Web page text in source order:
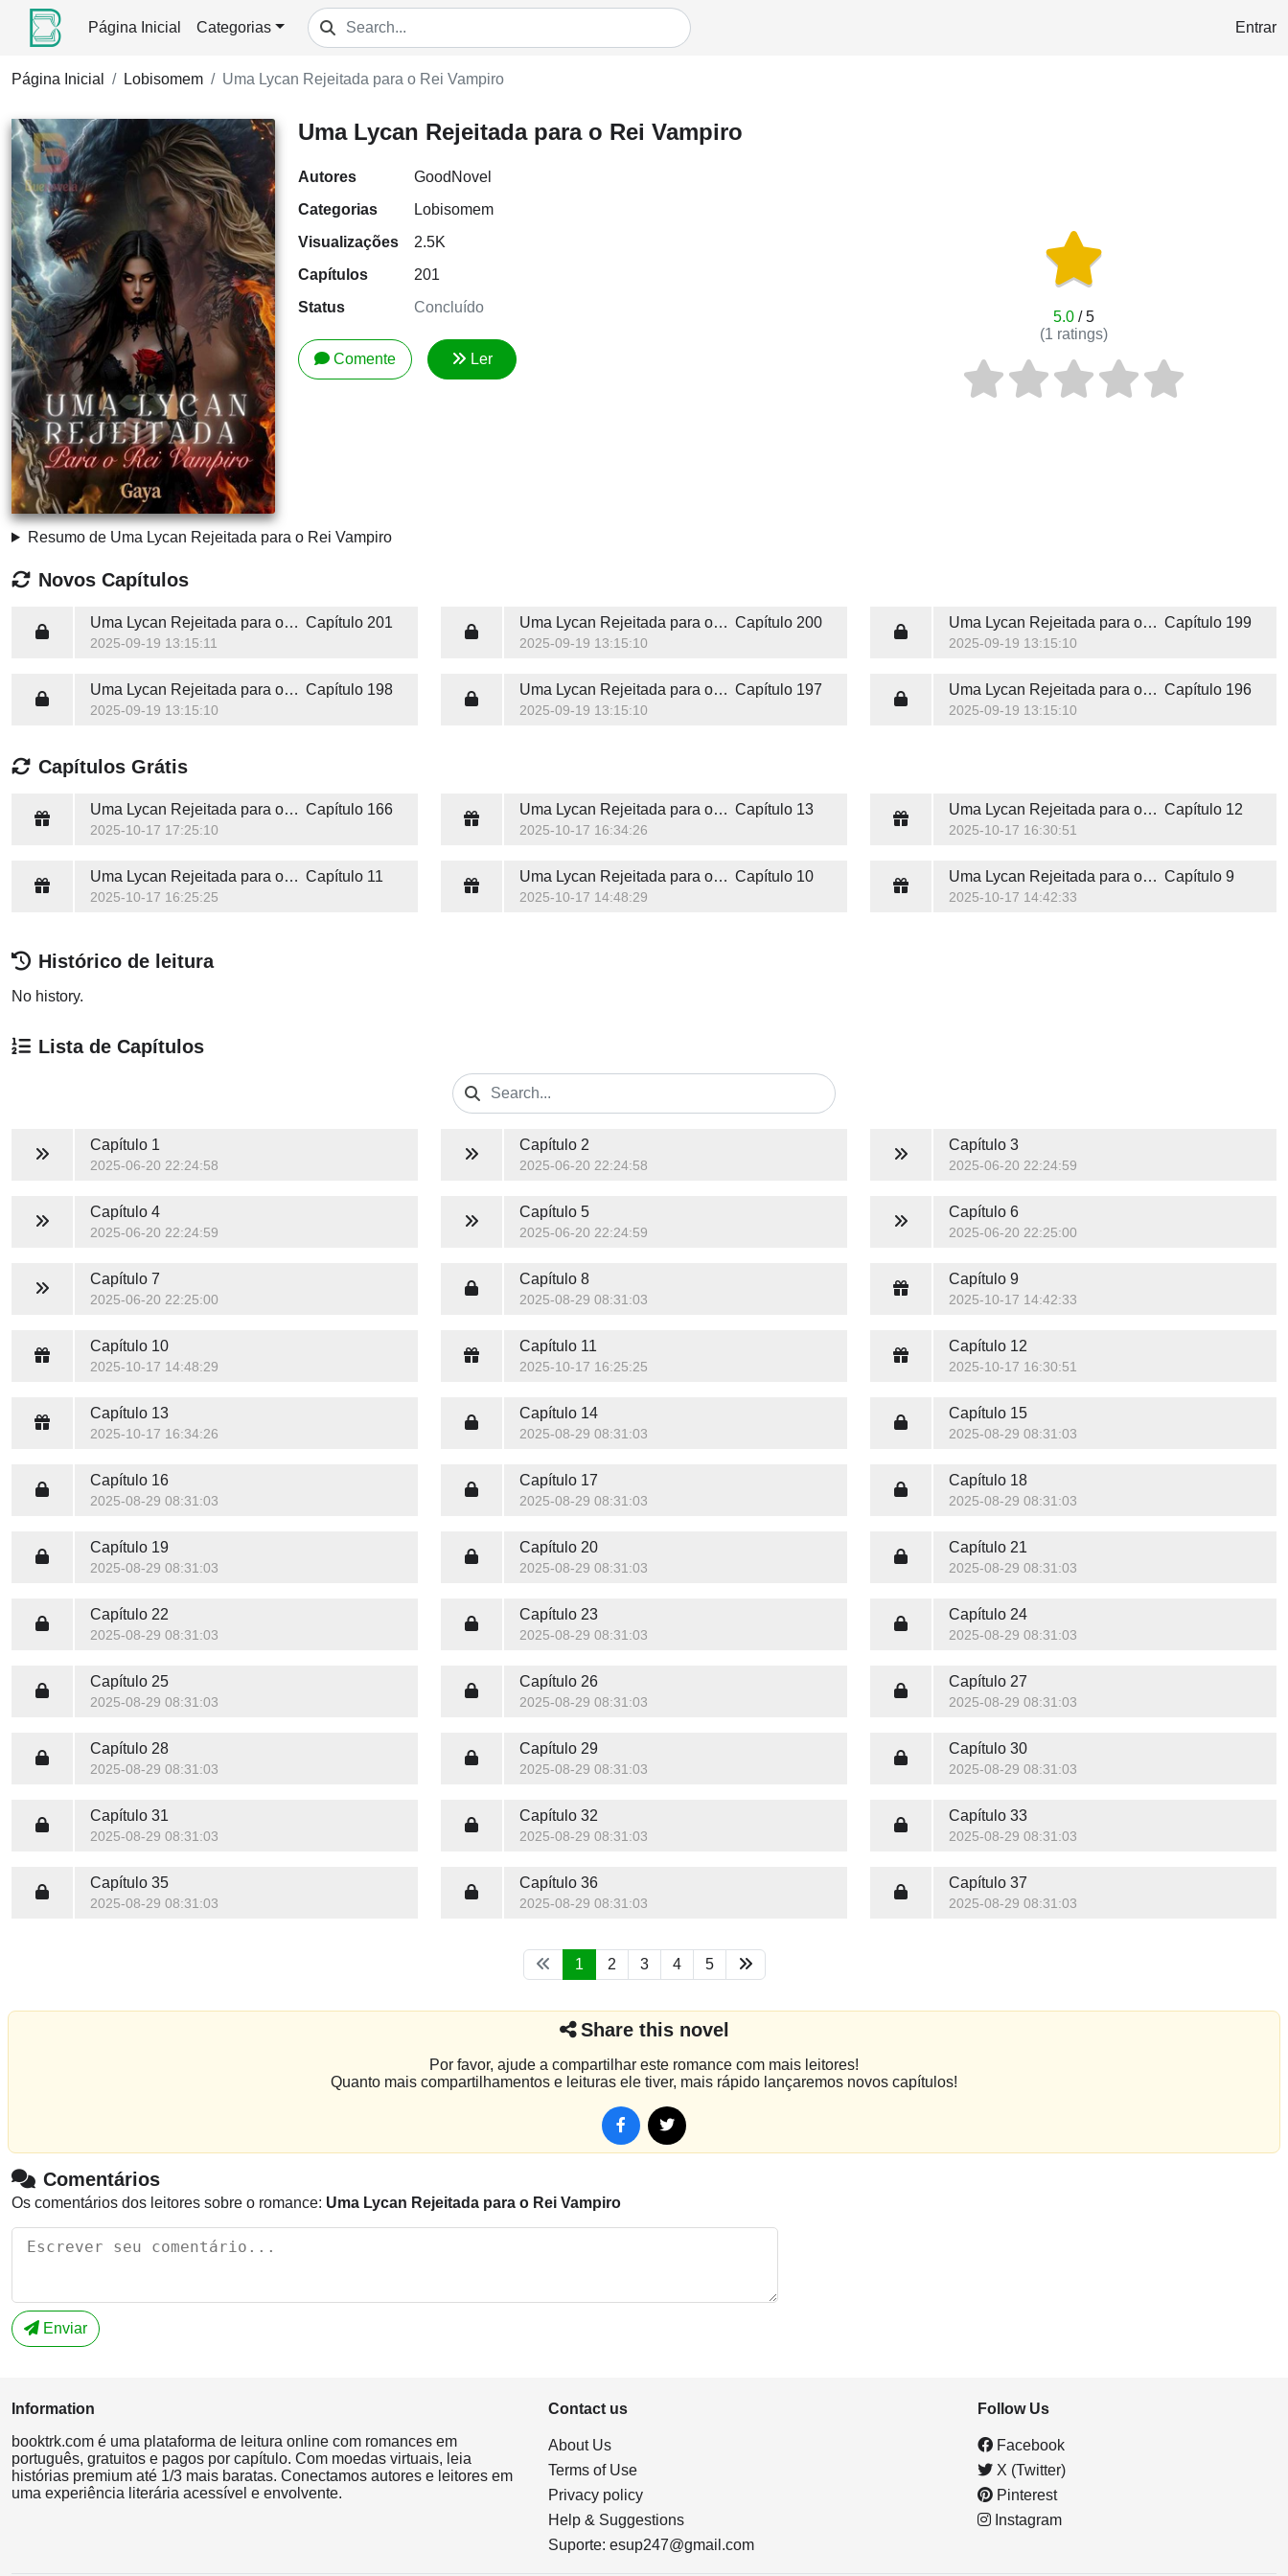
Página Inicial Categorias Entrar
Página Inicial Lobisomem Uma Lycan Rejeitada para o Rei Vampiro
Uma Lycan Rejeitada para o Rei Vampiro
Autores
GoodNovel
Categorias
Lobisomem
Visualizações
2.5K
Capítulos
201
Status
Concluído
Comente Ler
5.0/ 5
(1 ratings)
Resumo de Uma Lycan Rejeitada para o Rei Vampiro
Novos Capítulos
Uma Lycan Rejeitada para o Rei Vampiro Capítulo 201
2025-09-19 13:15:11
Uma Lycan Rejeitada para o Rei Vampiro Capítulo 200
2025-09-19 13:15:10
Uma Lycan Rejeitada para o Rei Vampiro Capítulo 199
2025-09-19 13:15:10
Uma Lycan Rejeitada para o Rei Vampiro Capítulo 198
2025-09-19 13:15:10
Uma Lycan Rejeitada para o Rei Vampiro Capítulo 197
2025-09-19 13:15:10
Uma Lycan Rejeitada para o Rei Vampiro Capítulo 196
2025-09-19 13:15:10
Capítulos Grátis
Uma Lycan Rejeitada para o Rei Vampiro Capítulo 166
2025-10-17 17:25:10
Uma Lycan Rejeitada para o Rei Vampiro Capítulo 13
2025-10-17 16:34:26
Uma Lycan Rejeitada para o Rei Vampiro Capítulo 12
2025-10-17 16:30:51
Uma Lycan Rejeitada para o Rei Vampiro Capítulo 11
2025-10-17 16:25:25
Uma Lycan Rejeitada para o Rei Vampiro Capítulo 10
2025-10-17 14:48:29
Uma Lycan Rejeitada para o Rei Vampiro Capítulo 9
2025-10-17 14:42:33
Histórico de leitura
No history.
Lista de Capítulos
Capítulo 1
2025-06-20 22:24:58
Capítulo 2
2025-06-20 22:24:58
Capítulo 3
2025-06-20 22:24:59
Capítulo 4
2025-06-20 22:24:59
Capítulo 5
2025-06-20 22:24:59
Capítulo 6
2025-06-20 22:25:00
Capítulo 7
2025-06-20 22:25:00
Capítulo 8
2025-08-29 08:31:03
Capítulo 9
2025-10-17 14:42:33
Capítulo 10
2025-10-17 14:48:29
Capítulo 11
2025-10-17 16:25:25
Capítulo 12
2025-10-17 16:30:51
Capítulo 13
2025-10-17 16:34:26
Capítulo 14
2025-08-29 08:31:03
Capítulo 15
2025-08-29 08:31:03
Capítulo 16
2025-08-29 08:31:03
Capítulo 17
2025-08-29 08:31:03
Capítulo 18
2025-08-29 08:31:03
Capítulo 19
2025-08-29 08:31:03
Capítulo 20
2025-08-29 08:31:03
Capítulo 21
2025-08-29 08:31:03
Capítulo 22
2025-08-29 08:31:03
Capítulo 23
2025-08-29 08:31:03
Capítulo 24
2025-08-29 08:31:03
Capítulo 25
2025-08-29 08:31:03
Capítulo 26
2025-08-29 08:31:03
Capítulo 27
2025-08-29 08:31:03
Capítulo 28
2025-08-29 08:31:03
Capítulo 29
2025-08-29 08:31:03
Capítulo 30
2025-08-29 08:31:03
Capítulo 31
2025-08-29 08:31:03
Capítulo 32
2025-08-29 08:31:03
Capítulo 33
2025-08-29 08:31:03
Capítulo 35
2025-08-29 08:31:03
Capítulo 36
2025-08-29 08:31:03
Capítulo 37
2025-08-29 08:31:03
1 2 3 4 5
Share this novel
Por favor, ajude a compartilhar este romance com mais leitores!
Quanto mais compartilhamentos e leituras ele tiver, mais rápido lançaremos novos capítulos!
Comentários
Os comentários dos leitores sobre o romance: Uma Lycan Rejeitada para o Rei Vampiro
Enviar
Information
booktrk.com é uma plataforma de leitura online com romances em
português, gratuitos e pagos por capítulo. Com moedas virtuais, leia
histórias premium até 1/3 mais baratas. Conectamos autores e leitores em
uma experiência literária acessível e envolvente.
Contact us
About Us
Terms of Use
Privacy policy
Help & Suggestions
Suporte: esup247@gmail.com
Follow Us
Facebook
X (Twitter)
Pinterest
Instagram